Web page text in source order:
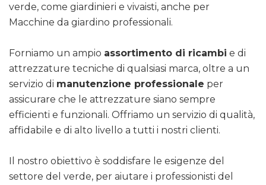
verde, come giardinieri e vivaisti, anche per
Macchine da giardino professionali.
Forniamo un ampio assortimento di ricambi e di
attrezzature tecniche di qualsiasi marca, oltre a un
servizio di manutenzione professionale per
assicurare che le attrezzature siano sempre
efficienti e funzionali. Offriamo un servizio di qualità,
affidabile e di alto livello a tutti i nostri clienti.
Il nostro obiettivo è soddisfare le esigenze del
settore del verde, per aiutare i professionisti del